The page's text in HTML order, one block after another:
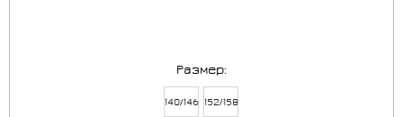
Размер:
140/146 152/158